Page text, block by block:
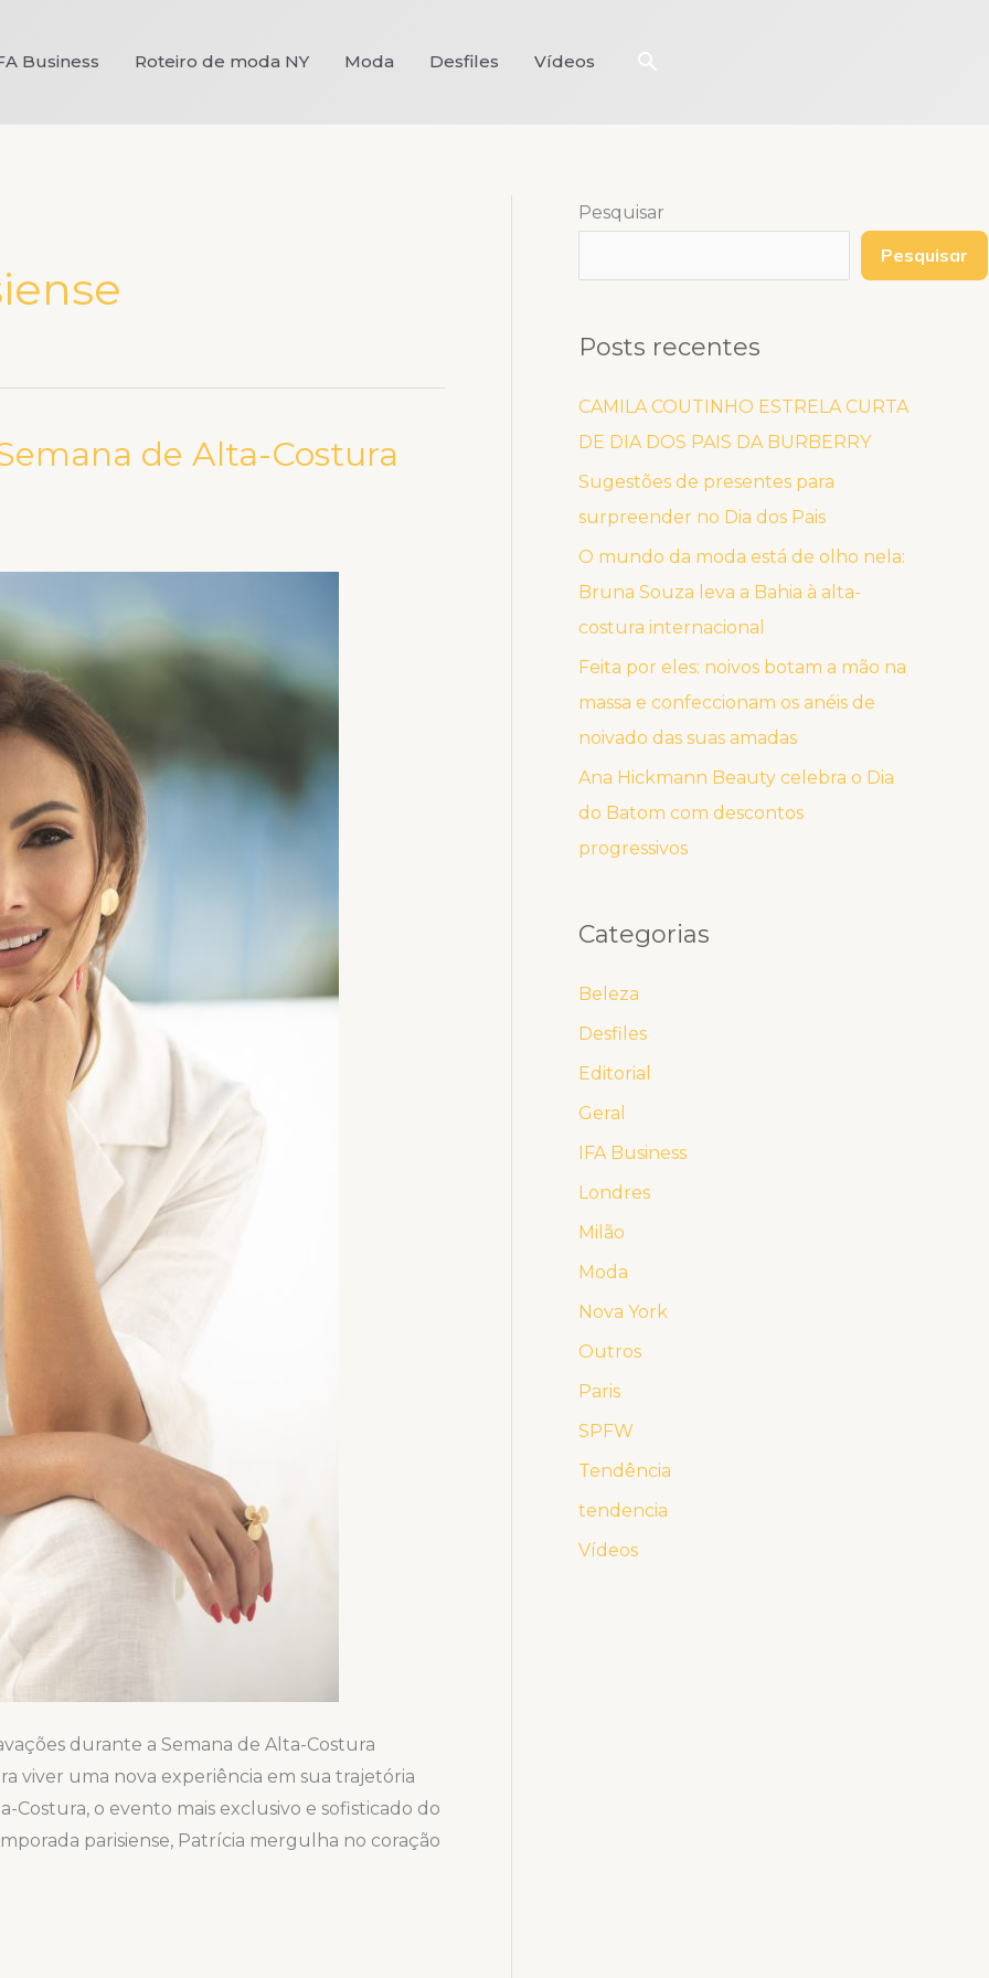
Business Roteiro de moda NY Moda Desfiles Vídeos Pesquisar
de Alta-Costura
durante a Semana de Alta-Costura
viver uma nova experiência em sua trajetória
Costura, o evento mais exclusivo e sofisticado do
parisiense, Patrícia mergulha no coração
Pesquisar
Pesquisar
Posts recentes
CAMILA COUTINHO ESTRELA CURTA
DE DIA DOS PAIS DA BURBERRY
Sugestões de presentes para
surpreender no Dia dos Pais
O mundo da moda está de olho nela:
Bruna Souza leva a Bahia à alta-
costura internacional
Feita por eles: noivos botam a mão na
massa e confeccionam os anéis de
noivado das suas amadas
Ana Hickmann Beauty celebra o Dia
do Batom com descontos
progressivos
Categorias
Beleza
Desfiles
Editorial
Geral
IFA Business
Londres
Milão
Moda
Nova York
Outros
Paris
SPFW
Tendência
tendencia
Vídeos